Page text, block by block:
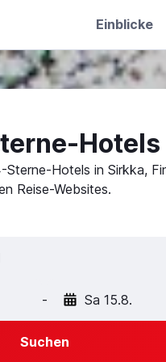
Einblicke
Hotels
Sterne-Hotels in Sirkka,
Reise-Websites.
- Sa 15.8.
Suchen